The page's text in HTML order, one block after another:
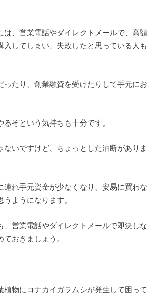
は、営業電話やダイレクトメールで、高額
入してしまい、失敗したと思っている人も
ったり、創業融資を受けたりして手元にお
るぞという気持ちも十分です。
ないですけど、ちょっとした油断がありま
連れ手元資金が少なくなり、安易に買わな
ようになります。
、営業電話やダイレクトメールで即決しな
おきましょう。
植物にコナカイガラムシが発生して困って